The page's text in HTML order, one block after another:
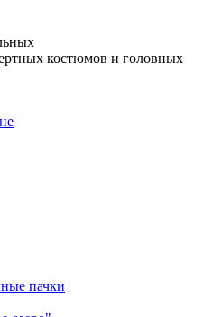
костюмов и головных
пачки